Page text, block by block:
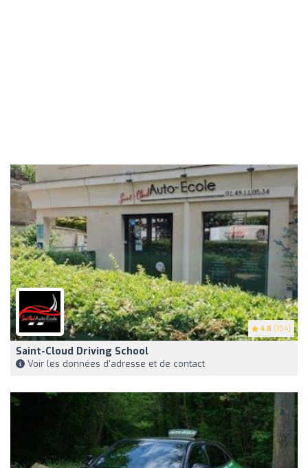
4.8 (154)
Saint-Cloud Driving School
Voir les données d'adresse et de contact